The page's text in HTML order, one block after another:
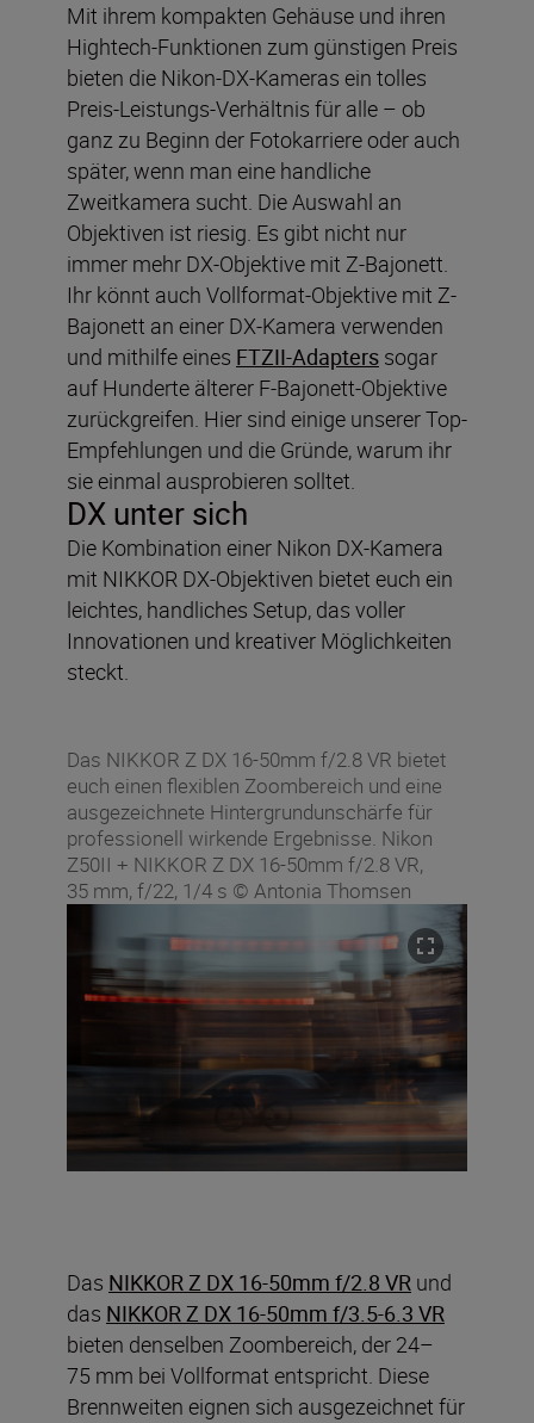
Mit ihrem kompakten Gehäuse und ihren
Hightech-Funktionen zum günstigen Preis
bieten die Nikon-DX-Kameras ein tolles
Preis-Leistungs-Verhältnis für alle – ob
ganz zu Beginn der Fotokarriere oder auch
später, wenn man eine handliche
Zweitkamera sucht. Die Auswahl an
Objektiven ist riesig. Es gibt nicht nur
immer mehr DX-Objektive mit Z-Bajonett.
Ihr könnt auch Vollformat-Objektive mit Z-
Bajonett an einer DX-Kamera verwenden
und mithilfe eines FTZII-Adapters sogar
auf Hunderte älterer F-Bajonett-Objektive
zurückgreifen. Hier sind einige unserer Top-
Empfehlungen und die Gründe, warum ihr
sie einmal ausprobieren solltet.
DX unter sich
Die Kombination einer Nikon DX-Kamera
mit NIKKOR DX-Objektiven bietet euch ein
leichtes, handliches Setup, das voller
Innovationen und kreativer Möglichkeiten
steckt.
Das NIKKOR Z DX 16-50mm f/2.8 VR bietet
euch einen flexiblen Zoombereich und eine
ausgezeichnete Hintergrundunschärfe für
professionell wirkende Ergebnisse. Nikon
Z50II + NIKKOR Z DX 16-50mm f/2.8 VR,
35 mm, f/22, 1/4 s © Antonia Thomsen
Das NIKKOR Z DX 16-50mm f/2.8 VR und
das NIKKOR Z DX 16-50mm f/3.5-6.3 VR
bieten denselben Zoombereich, der 24–
75 mm bei Vollformat entspricht. Diese
Brennweiten eignen sich ausgezeichnet für